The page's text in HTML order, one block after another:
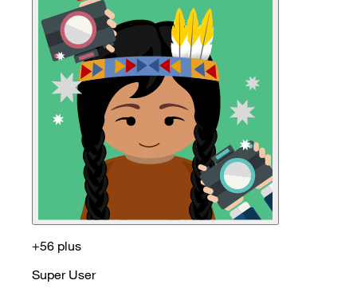
+56 plus
Super User